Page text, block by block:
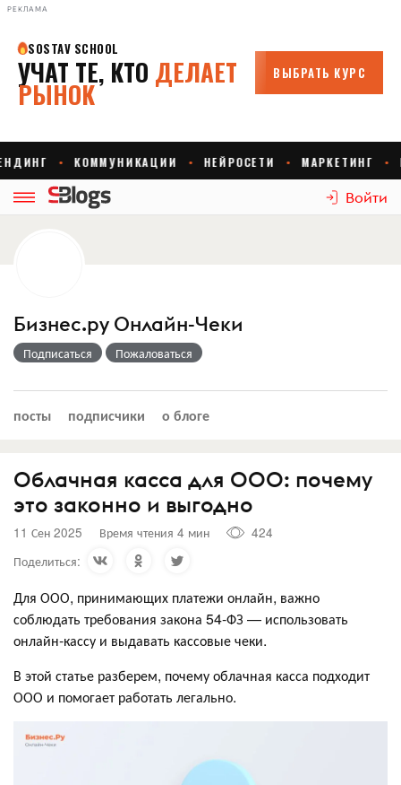
РЕКЛАМА
Войти
Бизнес.ру Онлайн-Чеки
Подписаться Пожаловаться
посты подписчики о блоге
Облачная касса для ООО: почему
это законно и выгодно
11 Сен 2025 Время чтения 4 мин
424
Поделиться:
Для ООО, принимающих платежи онлайн, важно
соблюдать требования закона 54-ФЗ — использовать
онлайн-кассу и выдавать кассовые чеки.
В этой статье разберем, почему облачная касса подходит
ООО и помогает работать легально.